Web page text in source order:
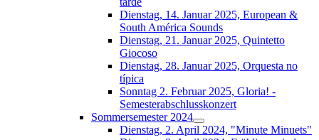
Dienstag, 14. Januar 2025, European &
South América Sounds
Dienstag, 21. Januar 2025, Quintetto
Giocoso
Dienstag, 28. Januar 2025, Orquesta no
típica
Sonntag 2. Februar 2025, Gloria! -
Semesterabschlusskonzert
Sommersemester 2024
Dienstag, 2. April 2024, "Minute Minuets"